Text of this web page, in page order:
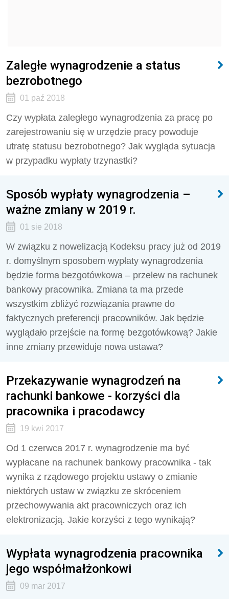
Zaległe wynagrodzenie a status
bezrobotnego
01 paź 2018
Czy wypłata zaległego wynagrodzenia za pracę po
zarejestrowaniu się w urzędzie pracy powoduje
utratę statusu bezrobotnego? Jak wygląda sytuacja
w przypadku wypłaty trzynastki?
Sposób wypłaty wynagrodzenia –
ważne zmiany w 2019 r.
01 sie 2018
W związku z nowelizacją Kodeksu pracy już od 2019
r. domyślnym sposobem wypłaty wynagrodzenia
będzie forma bezgotówkowa – przelew na rachunek
bankowy pracownika. Zmiana ta ma przede
wszystkim zbliżyć rozwiązania prawne do
faktycznych preferencji pracowników. Jak będzie
wyglądało przejście na formę bezgotówkową? Jakie
inne zmiany przewiduje nowa ustawa?
Przekazywanie wynagrodzeń na
rachunki bankowe - korzyści dla
pracownika i pracodawcy
19 kwi 2017
Od 1 czerwca 2017 r. wynagrodzenie ma być
wypłacane na rachunek bankowy pracownika - tak
wynika z rządowego projektu ustawy o zmianie
niektórych ustaw w związku ze skróceniem
przechowywania akt pracowniczych oraz ich
elektronizacją. Jakie korzyści z tego wynikają?
Wypłata wynagrodzenia pracownika
jego współmałżonkowi
09 mar 2017